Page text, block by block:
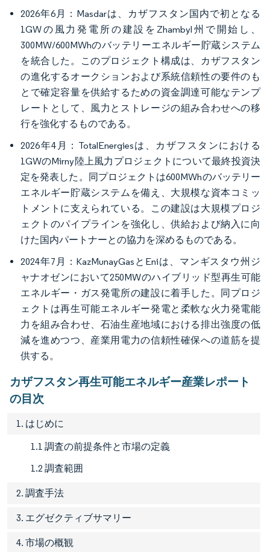
2026年6月：Masdarは、カザフスタン国内で初となる
1GWの風力発電所の建設をZhambyl州で開始し、
300MW/600MWhのバッテリーエネルギー貯蔵システム
を統合した。このプロジェクト構成は、カザフスタン
の進化するオークションおよび系統信頼性の要件のも
とで確定容量を供給するための資金調達可能なテンプ
レートとして、風力とストレージの組み合わせへの移
行を強化するものである。
2026年4月：TotalEnergiesは、カザフスタンにおける
1GWのMirny陸上風力プロジェクトについて最終投資決
定を発表した。同プロジェクトは600MWhのバッテリー
エネルギー貯蔵システムを備え、大規模な資本コミッ
トメントに支えられている。この建設は大規模プロジ
ェクトのパイプラインを強化し、供給および納入に向
けた国内パートナーとの協力を深めるものである。
2024年7月：KazMunayGasとEniは、マンギスタウ州ジ
ャナオゼンにおいて250MWのハイブリッド型再生可能
エネルギー・ガス発電所の建設に着手した。同プロジ
ェクトは再生可能エネルギー発電と柔軟な火力発電能
力を組み合わせ、石油生産地域における排出強度の低
減を進めつつ、産業用電力の信頼性確保への道筋を提
供する。
カザフスタン再生可能エネルギー産業レポート
の目次
1. はじめに
1.1 調査の前提条件と市場の定義
1.2 調査範囲
2. 調査手法
3. エグゼクティブサマリー
4. 市場の概観